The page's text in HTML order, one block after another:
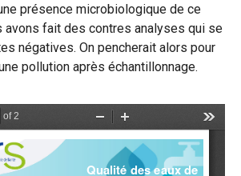
présence microbiologique de ce
avons fait des contres analyses qui se
négatives. On pencherait alors pour
pollution après échantillonnage.